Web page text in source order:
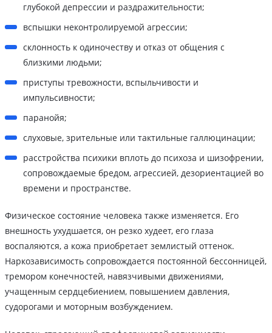
глубокой депрессии и раздражительности;
вспышки неконтролируемой агрессии;
склонность к одиночеству и отказ от общения с
близкими людьми;
приступы тревожности, вспыльчивости и
импульсивности;
паранойя;
слуховые, зрительные или тактильные галлюцинации;
расстройства психики вплоть до психоза и шизофрении,
сопровождаемые бредом, агрессией, дезориентацией во
времени и пространстве.
Физическое состояние человека также изменяется. Его
внешность ухудшается, он резко худеет, его глаза
воспаляются, а кожа приобретает землистый оттенок.
Наркозависимость сопровождается постоянной бессонницей,
тремором конечностей, навязчивыми движениями,
учащенным сердцебиением, повышением давления,
судорогами и моторным возбуждением.